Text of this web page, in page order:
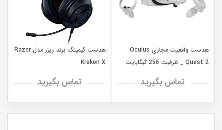
هدست واقعیت مجازی Oculus
Quest 2 _ ظرفیت 256 گیگابایت
تماس بگیرید
هدست گیمینگ برند ریزر مدل Razer
Kraken X
تماس بگیرید